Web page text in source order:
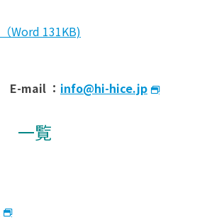
Word 131KB)
E-mail ： info@hi-hice.jp
一覧